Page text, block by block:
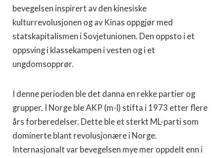
bevegelsen inspirert av den kinesiske
kulturrevolusjonen og av Kinas oppgjør med
statskapitalismen i Sovjetunionen. Den oppsto i et
oppsving i klassekampen i vesten og i et
ungdomsopprør.
I denne perioden ble det danna en rekke partier og
grupper. I Norge ble AKP (m-l) stifta i 1973 etter flere
års forberedelser. Dette ble et sterkt ML-parti som
dominerte blant revolusjonære i Norge.
Internasjonalt var bevegelsen mye mer oppdelt enn i